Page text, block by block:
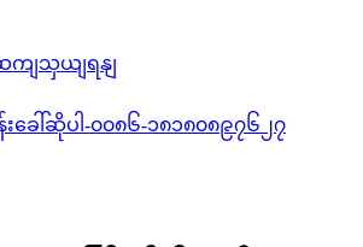
ကျသှယျရနျ
ခေါ်ဆိုပါ-၀၀၈၆-၁၈၁၈၀၈၉၇၆၂၇